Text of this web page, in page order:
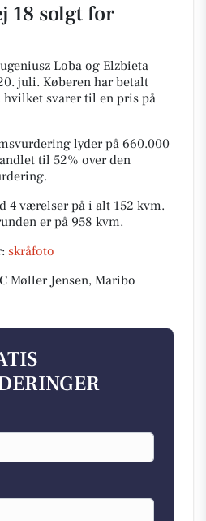
18 solgt for
Loba og Elzbieta
juli. Køberen har betalt
svarer til en pris på
lyder på 660.000
til 52% over den
4 værelser på i alt 152 kvm.
er på 958 kvm.
skråfoto
Møller Jensen, Maribo